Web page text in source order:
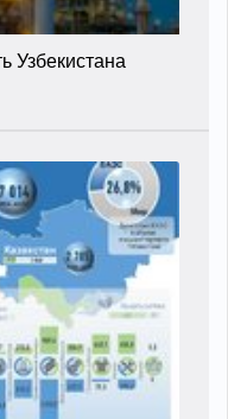
Узбекистана